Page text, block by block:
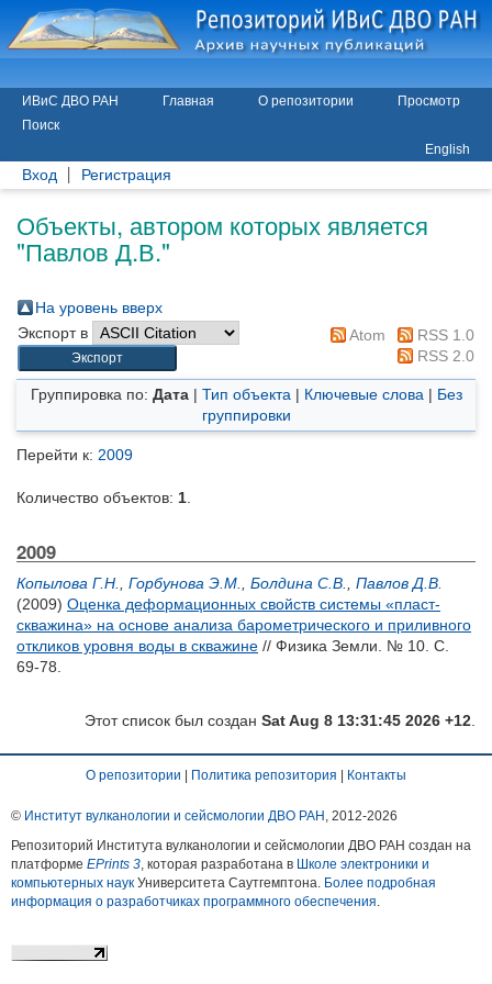
ИВиС ДВО РАН Главная О репозитории
Просмотр
Поиск
English
Вход Регистрация
Объекты, автором которых является
"Павлов Д.В."
На уровень вверх
Экспорт в
Atom
RSS 1.0
RSS 2.0
Группировка по: Дата| Тип объекта | Ключевые слова | Без
группировки
Перейти к: 2009
Количество объектов: 1
2009
Копылова Г.Н. Горбунова Э.М. Болдина С.В.
Павлов Д.В.
(2009) Оценка деформационных свойств системы «пласт-
скважина» на основе анализа барометрического и приливного
откликов уровня воды в скважине // Физика Земли. № 10. С.
69-78.
Этот список был создан Sat Aug 8 13:31:45 2026 +12
О репозитории Политика репозитория Контакты
© Институт вулканологии и сейсмологии ДВО РАН , 2012-2026
Репозиторий Института вулканологии и сейсмологии ДВО РАН создан на
платформе EPrints 3, которая разработана в Школе электроники и
компьютерных наук Университета Саутгемптона. Более подробная
информация о разработчиках программного обеспечения.